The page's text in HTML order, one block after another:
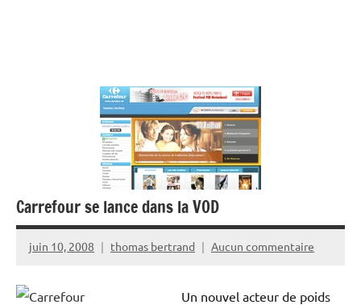
Carrefour se lance dans la VOD
juin 10, 2008 thomas bertrand Aucun commentaire
Un nouvel acteur de poids